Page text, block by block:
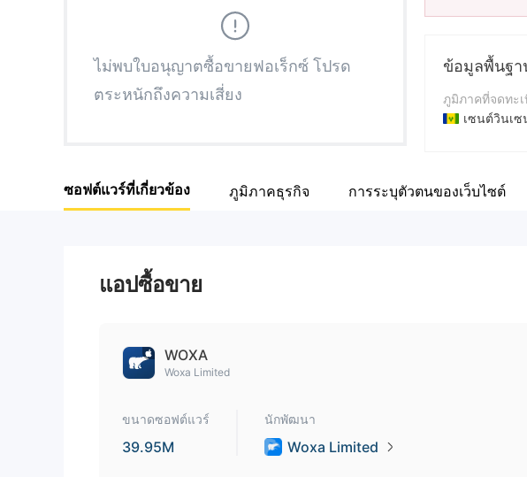
6
7
8
9
4
5
7
8
ไม่พบใบอนุญาตซื้อขายฟอเร็กซ์ โปรด
ตระหนักถึงความเสี่ยง
ข้อมูลพื้นฐา
ภูมิภาคที่จดทะ
เซนต์วินเ
ชื่อบริษัท
ซอฟต์แวร์ที่เกี่ยวข้อง ภูมิภาคธุรกิจ การระบุตัวตนของเว็บไซต์
แอปซื้อขาย
WOXA
Woxa Limited
ขนาดซอฟต์แวร์
39.95M
นักพัฒนา
Woxa Limited